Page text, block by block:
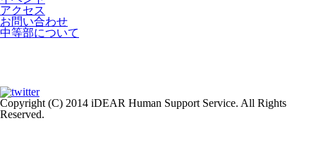
アクセス
お問い合わせ
中等部について
Copyright (C) 2014 iDEAR Human Support Service. All Rights
Reserved.